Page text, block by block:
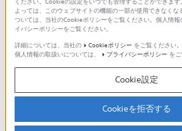
動画の閲覧は、以下の「Sony -
チャンネルのページよりご覧いただけ
ご利用の際には、ソーシャルメディ
認をお願いいたします。
ソニーグループ株式会社 ソーシャル
よっては、このウェブサイトの機能の一部が使用できなくな
ついては、当社のCookieポリシーをご覧ください。個人情
イバシーポリシーをご覧ください。
詳細については、当社の
Cookieポリシー をご覧ください。
個人情報の取扱いについては、
プライバシーポリシー を
Cookie設定
Cookieを拒否する